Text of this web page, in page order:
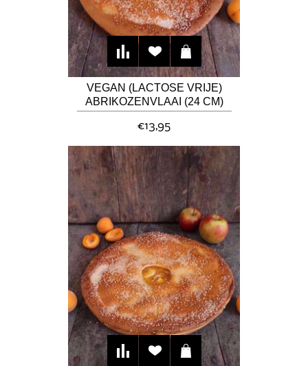
VEGAN (LACTOSE VRIJE)
ABRIKOZENVLAAI (24 CM)
€13,95